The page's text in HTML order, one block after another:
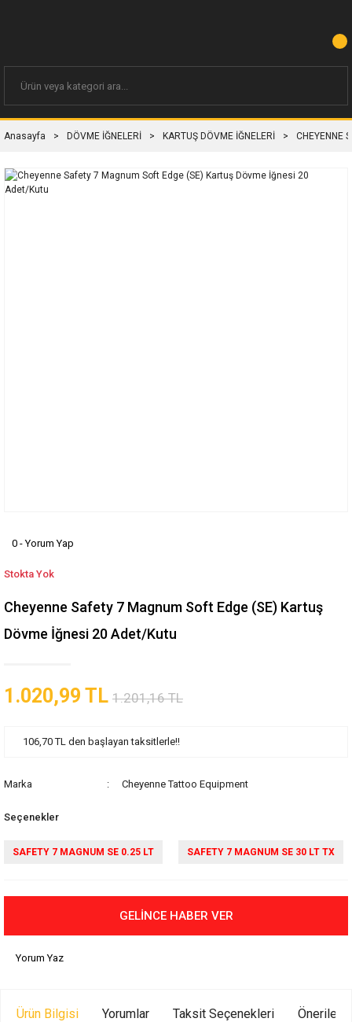
Anasayfa DÖVME İĞNELERİ KARTUŞ DÖVME İĞNELERİ CHEYENNE
0 - Yorum Yap
Stokta Yok
Cheyenne Safety 7 Magnum Soft Edge (SE) Kartuş
Dövme İğnesi 20 Adet/Kutu
1.020,99 TL 1.201,16 TL
106,70 TL den başlayan taksitlerle!!
Marka Cheyenne Tattoo Equipment
Seçenekler
SAFETY 7 MAGNUM SE 0.25 LT SAFETY 7 MAGNUM SE 30 LT TX
GELİNCE HABER VER
Yorum Yaz
Ürün Bilgisi Yorumlar Taksit Seçenekleri